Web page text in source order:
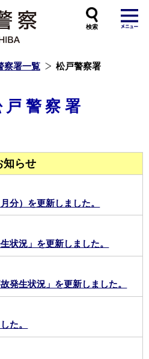
察署一覧 松戸警察署
戸警察署
知らせ
分）を更新しました。
状況」を更新しました。
発生状況」を更新しました。
た。